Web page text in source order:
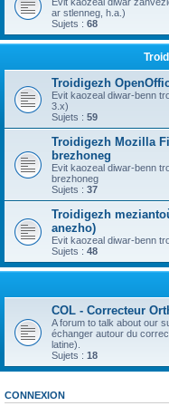
ar stlenneg, h.a.)
Sujets : 68
Troidigezh
Evit kaozeal diwar-benn
3.x)
Sujets : 59
Troidigezh Mozilla
brezhoneg
Evit kaozeal diwar-benn
brezhoneg
Sujets : 37
Troidigezh
anezho)
Evit kaozeal diwar-benn
Sujets : 48
COL - Correcteur
A forum to talk about our
échanger autour du
latine).
Sujets : 18
CONNEXION